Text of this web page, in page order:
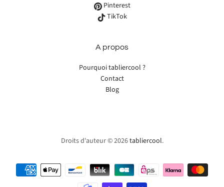
Pinterest
TikTok
A propos
Pourquoi tabliercool ?
Contact
Blog
Droits d'auteur © 2026tabliercool.